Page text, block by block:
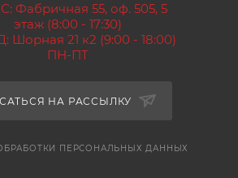
Фабричная 55, оф. 505, 5
этаж (8:00 - 17:30)
Шорная 21 к2 (9:00 - 18:00)
ПН-ПТ
НА РАССЫЛКУ
ПЕРСОНАЛЬНЫХ ДАННЫХ